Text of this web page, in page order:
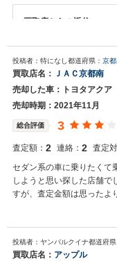
買取店からの返信
お世話になっておりま
た。 弊社ではアクアのようなコンパクトカーの専門店を展開している
関係もあり、大変得意な
にもミニバンやSUV、
め、また機会がございま
投稿者：特になし 都道府県： 京
買取店名： ＪＡＣ京都南
売却した車：トヨタアクア
売却時期：2021年11月
総合評価 3
査定額： 2 連絡： 2 査定
セダン系の車に乗りたくて
しようと思い探した店舗で
すが、査定金額は思ったよ
投稿者：ヤンバルクイナ都道府県
買取店名： アップル